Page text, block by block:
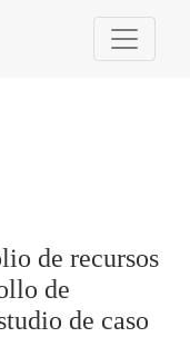
de recursos
de
de caso